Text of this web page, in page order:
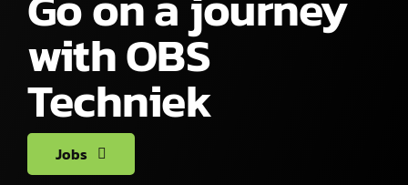
with OBS
Techniek
Jobs